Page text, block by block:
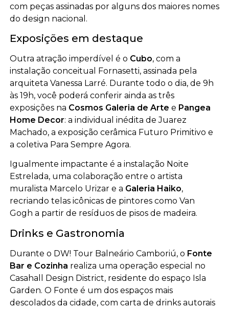
com peças assinadas por alguns dos maiores nomes
do design nacional.
Exposições em destaque
Outra atração imperdível é o Cubo, com a
instalação conceitual Fornasetti, assinada pela
arquiteta Vanessa Larré. Durante todo o dia, de 9h
às 19h, você poderá conferir ainda as três
exposições na Cosmos Galeria de Arte e Pangea
Home Decor: a individual inédita de Juarez
Machado, a exposição cerâmica Futuro Primitivo e
a coletiva Para Sempre Agora.
Igualmente impactante é a instalação Noite
Estrelada, uma colaboração entre o artista
muralista Marcelo Urizar e a Galeria Haiko,
recriando telas icônicas de pintores como Van
Gogh a partir de resíduos de pisos de madeira.
Drinks e Gastronomia
Durante o DW! Tour Balneário Camboriú, o Fonte
Bar e Cozinha realiza uma operação especial no
Casahall Design District, residente do espaço Isla
Garden. O Fonte é um dos espaços mais
descolados da cidade, com carta de drinks autorais